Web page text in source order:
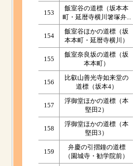
153
飯室谷の道標（坂本本
町・延暦寺横川箸塚弁...
154
飯室谷ほかの道標（坂
本本町・延暦寺横川）
155
飯室奈良坂の道標（坂
本本町）
156
比叡山善光寺如来堂の
道標（坂本4）
157
浮御堂ほかの道標（本
堅田2）
158
浮御堂ほかの道標（本
堅田3）
159
弁慶の引摺鐘の道標
（園城寺・勧学院前）